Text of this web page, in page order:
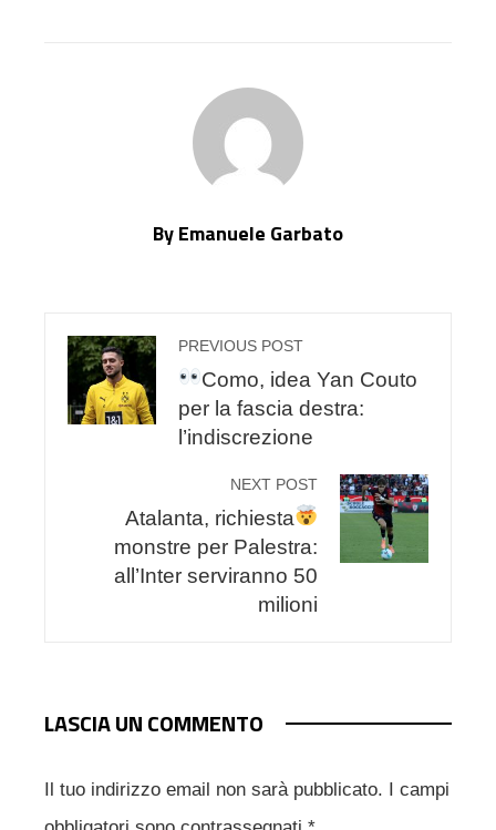
By Emanuele Garbato
PREVIOUS POST
Como, idea Yan Couto
per la fascia destra:
l’indiscrezione
NEXT POST
Atalanta, richiesta
monstre per Palestra:
all’Inter serviranno 50
milioni
LASCIA UN COMMENTO
Il tuo indirizzo email non sarà pubblicato.
I campi